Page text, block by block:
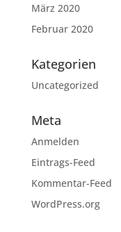
März 2020
Februar 2020
Kategorien
Uncategorized
Meta
Anmelden
Eintrags-Feed
Kommentar-Feed
WordPress.org